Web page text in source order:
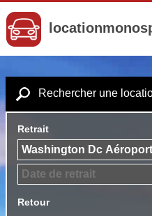
Rechercher une
Retrait
Retour